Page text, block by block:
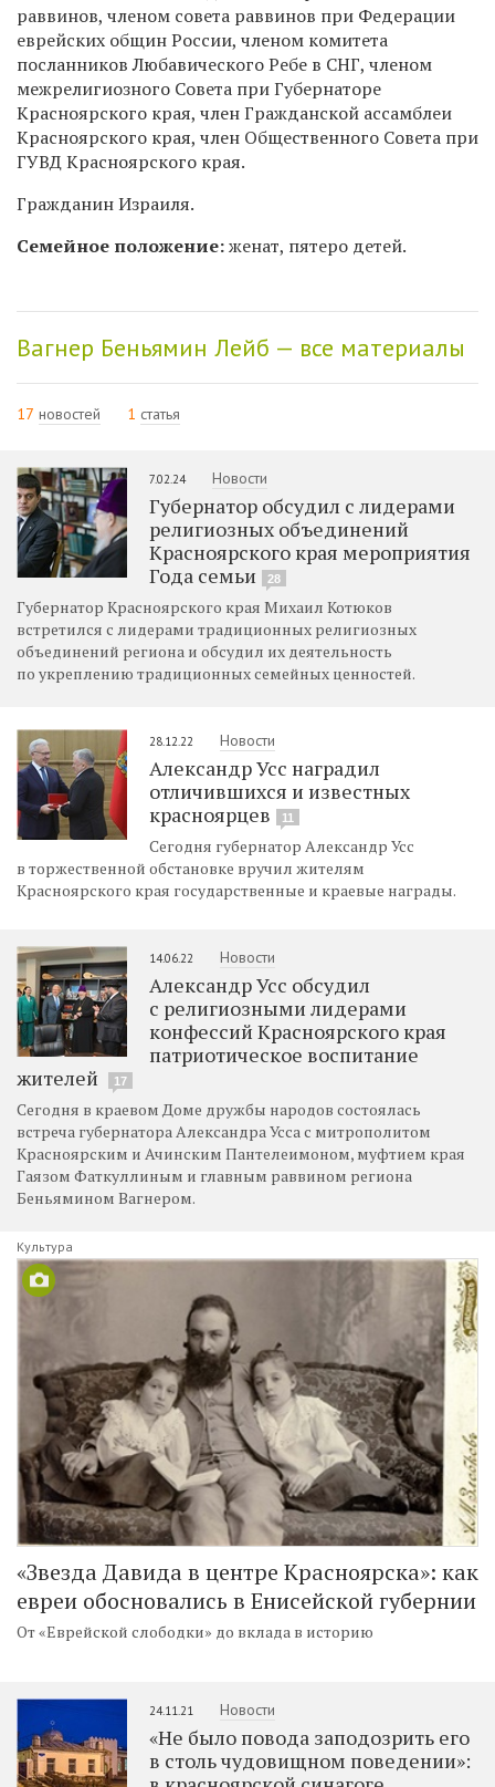
раввинов, членом совета раввинов при Федерации
еврейских общин России, членом комитета
посланников Любавического Ребе в СНГ, членом
межрелигиозного Совета при Губернаторе
Красноярского края, член Гражданской ассамблеи
Красноярского края, член Общественного Совета при
ГУВД Красноярского края.
Гражданин Израиля.
Семейное положение:женат, пятеро детей.
Вагнер Беньямин Лейб — все материалы
17 новостей 1 статья
7.02.24 Новости
Губернатор обсудил с лидерами
религиозных объединений
Красноярского края мероприятия
Года семьи
28
Губернатор Красноярского края Михаил Котюков
встретился с лидерами традиционных религиозных
объединений региона и обсудил их деятельность
по укреплению традиционных семейных ценностей.
28.12.22 Новости
Александр Усс наградил
отличившихся и известных
красноярцев
11
Сегодня губернатор Александр Усс
в торжественной обстановке вручил жителям
Красноярского края государственные и краевые награды.
14.06.22 Новости
Александр Усс обсудил
с религиозными лидерами
конфессий Красноярского края
патриотическое воспитание
жителей
17
Сегодня в краевом Доме дружбы народов состоялась
встреча губернатора Александра Усса с митрополитом
Красноярским и Ачинским Пантелеимоном, муфтием края
Гаязом Фаткуллиным и главным раввином региона
Беньямином Вагнером.
Культура
«Звезда Давида в центре Красноярска»: как
евреи обосновались в Енисейской губернии
От «Еврейской слободки» до вклада в историю
24.11.21 Новости
«Не было повода заподозрить его
в столь чудовищном поведении»: